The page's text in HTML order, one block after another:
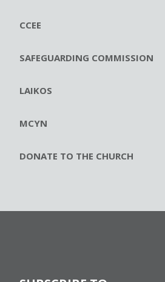
CCEE
SAFEGUARDING COMMISSION
LAIKOS
MCYN
DONATE TO THE CHURCH